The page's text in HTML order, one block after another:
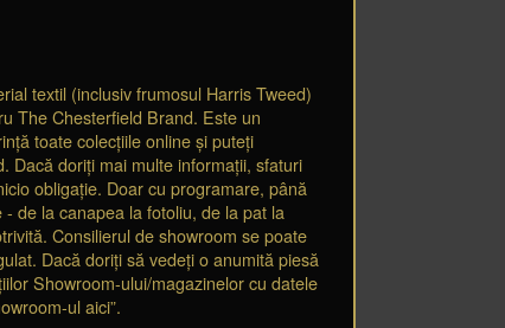
textil (inclusiv frumosul Harris Tweed)
The Chesterfield Brand. Este un
toate colecțiile online și puteți
Dacă doriți mai multe informații, sfaturi
obligație. Doar cu programare, până
de la canapea la fotoliu, de la pat la
Consilierul de showroom se poate
Dacă doriți să vedeți o anumită piesă
Showroom-ului/magazinelor cu datele
ul aici”.